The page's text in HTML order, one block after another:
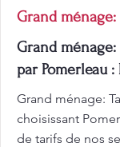
Grand
Grand
par Pomerleau
Grand ménage:
choisissant
de tarifs de nos